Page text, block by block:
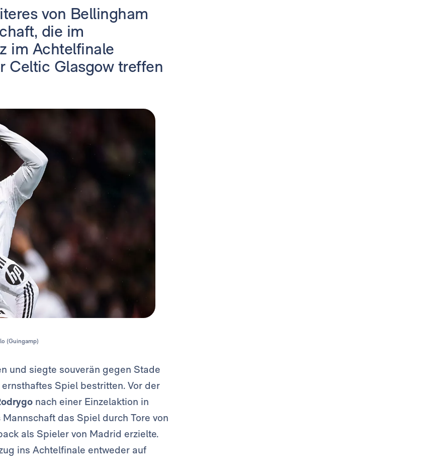
von Bellingham
die im
im Achtelfinale
Celtic Glasgow treffen
(Guingamp)
und siegte souverän gegen Stade
Spiel bestritten. Vor der
nach einer Einzelaktion in
Mannschaft das Spiel durch Tore von
als Spieler von Madrid erzielte.
ins Achtelfinale entweder auf